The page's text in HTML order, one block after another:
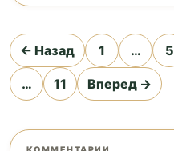
Пагинация
записей
← Назад 1 … 5
… 11 Вперед →